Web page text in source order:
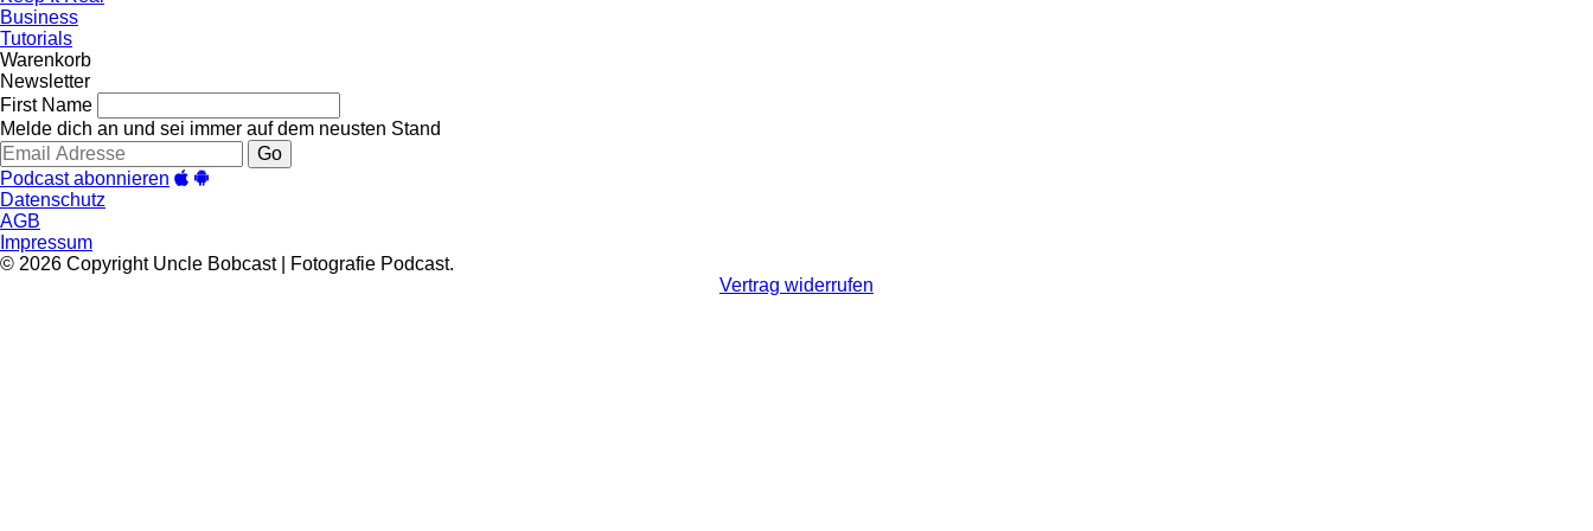
Business
Tutorials
Warenkorb
Newsletter
First Name
Melde dich an und sei immer auf dem neusten Stand
Go
Podcast abonnieren
Datenschutz
AGB
Impressum
© 2026 Copyright Uncle Bobcast | Fotografie Podcast.
Vertrag widerrufen